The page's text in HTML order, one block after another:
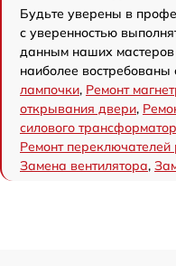
Будьте уверены в
с уверенностью
данным наших
наиболее
лампочки, Ремонт
открывания двери,
силового
Ремонт
Замена вентилятора,